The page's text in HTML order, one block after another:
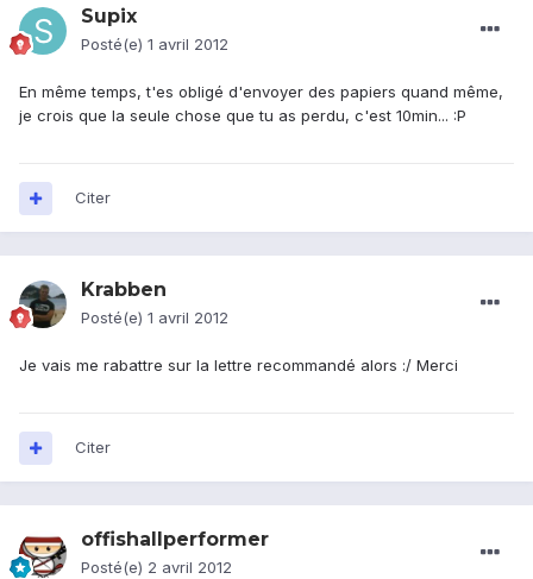
Supix
Posté(e) 1 avril 2012
En même temps, t'es obligé d'envoyer des papiers quand même,
je crois que la seule chose que tu as perdu, c'est 10min... :P
Citer
Krabben
Posté(e) 1 avril 2012
Je vais me rabattre sur la lettre recommandé alors :/ Merci
Citer
offishallperformer
Posté(e) 2 avril 2012